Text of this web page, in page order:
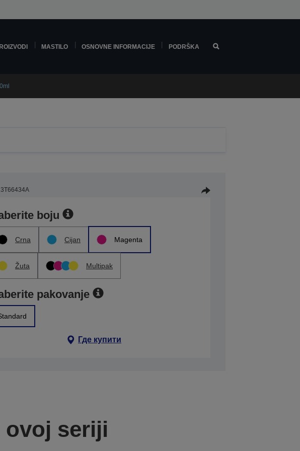
MASTILO OSNOVNE INFORMACIJE PODRŠKA
boju
Crna Cijan Magenta
Žuta Multipak
pakovanje
Где купити
seriji